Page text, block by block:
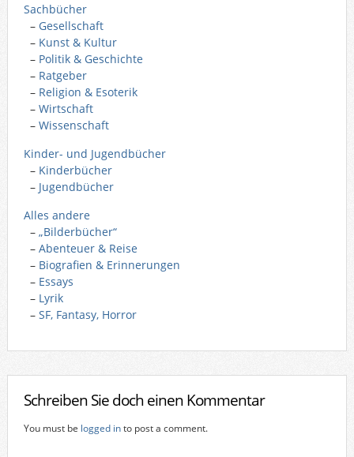
Sachbücher
– Gesellschaft
– Kunst & Kultur
– Politik & Geschichte
– Ratgeber
– Religion & Esoterik
– Wirtschaft
– Wissenschaft
Kinder- und Jugendbücher
– Kinderbücher
– Jugendbücher
Alles andere
– „Bilderbücher“
– Abenteuer & Reise
– Biografien & Erinnerungen
– Essays
– Lyrik
– SF, Fantasy, Horror
Schreiben Sie doch einen Kommentar
You must be logged into post a comment.